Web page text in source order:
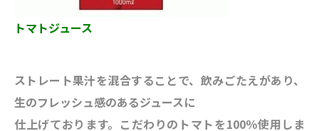
トマトジュース
ストレート果汁を混合することで、飲みごたえがあり、
生のフレッシュ感のあるジュースに
仕上げております。こだわりのトマトを100％使用しま